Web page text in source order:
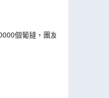
個葡撻，團友